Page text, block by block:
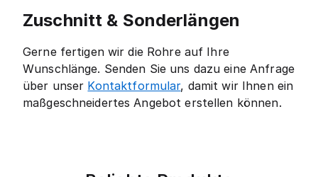
Zuschnitt & Sonderlängen
Gerne fertigen wir die Rohre auf Ihre
Wunschlänge. Senden Sie uns dazu eine Anfrage
über unser Kontaktformular, damit wir Ihnen ein
maßgeschneidertes Angebot erstellen können.